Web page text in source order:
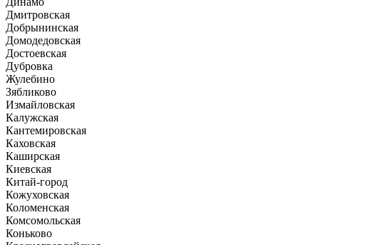
Дмитровская
Добрынинская
Домодедовская
Достоевская
Дубровка
Жулебино
Зябликово
Измайловская
Калужская
Кантемировская
Каховская
Каширская
Киевская
Китай-город
Кожуховская
Коломенская
Комсомольская
Коньково